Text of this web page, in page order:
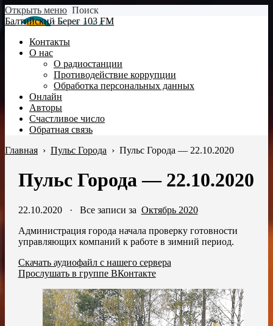
Открыть меню Поиск
Балтийский Берег 103 FM
Контакты
О нас
О радиостанции
Противодействие коррупции
Обработка персональных данных
Онлайн
Авторы
Счастливое число
Обратная связь
Главная › Пульс Города › Пульс Города — 22.10.2020
Пульс Города — 22.10.2020
22.10.2020· Все записи за Октябрь 2020
Администрация города начала проверку готовности
управляющих компаний к работе в зимний период.
Скачать аудиофайл с нашего сервера
Прослушать в группе ВКонтакте